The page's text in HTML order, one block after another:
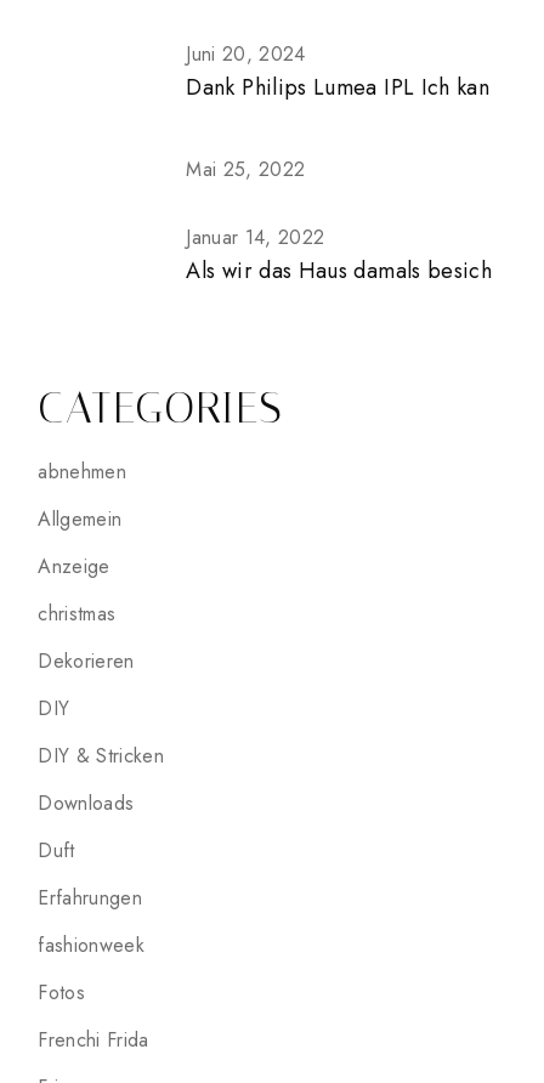
Juni 20, 2024
Dank Philips Lumea IPL Ich kan
Mai 25, 2022
Januar 14, 2022
Als wir das Haus damals besich
CATEGORIES
abnehmen
Allgemein
Anzeige
christmas
Dekorieren
DIY
DIY & Stricken
Downloads
Duft
Erfahrungen
fashionweek
Fotos
Frenchi Frida